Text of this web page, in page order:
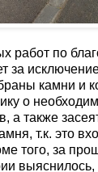
работ по
за
камни и
о
а также
т.к. это
того, за